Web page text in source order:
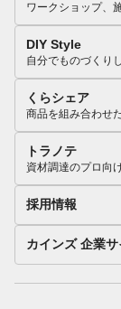
ワークショップ、
DIY Style
自分でものづくり
くらシェア
商品を組み合わせ
トラノテ
資材調達のプロ向
採用情報
カインズ 企業サ